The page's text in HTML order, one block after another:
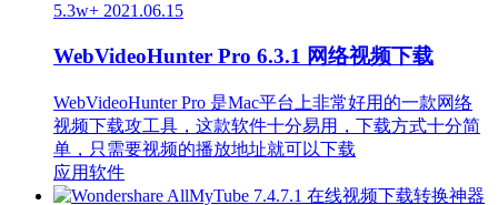
5.3w+ 2021.06.15
WebVideoHunter Pro 6.3.1 网络视频下载
WebVideoHunter Pro 是Mac平台上非常好用的一款网络
视频下载攻工具，这款软件十分易用，下载方式十分简
单，只需要视频的播放地址就可以下载
应用软件